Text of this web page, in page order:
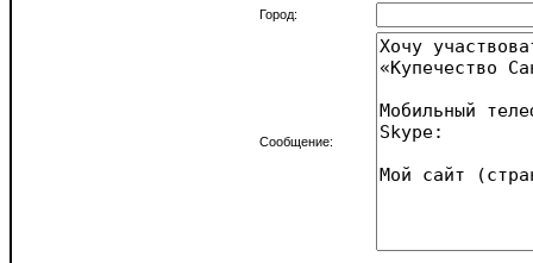
Город:
Сообщение: